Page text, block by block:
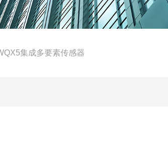
集成多要素传感器